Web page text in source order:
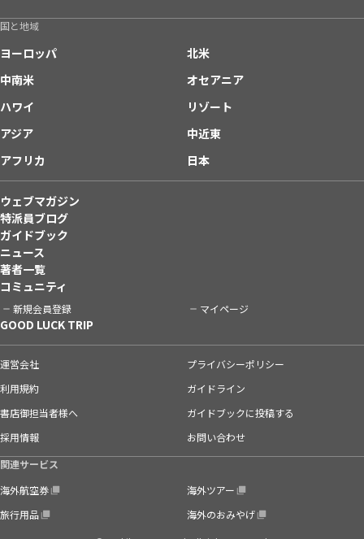
国と地域
ヨーロッパ
北米
中南米
オセアニア
ハワイ
リゾート
アジア
中近東
アフリカ
日本
ウェブマガジン
特派員ブログ
ガイドブック
ニュース
著者一覧
コミュニティ
新規会員登録 マイページ
GOOD LUCK TRIP
運営会社
プライバシーポリシー
利用規約
ガイドライン
書店御担当者様へ
ガイドブックに投稿する
採用情報
お問い合わせ
関連サービス
海外航空券
海外ツアー
旅行用品
海外のおみやげ